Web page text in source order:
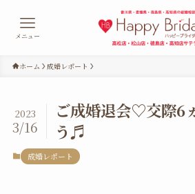
メニュー
ホーム 成婚レポート
ご成婚退会♡交際6
う♬
2023
3/16
成婚レポート